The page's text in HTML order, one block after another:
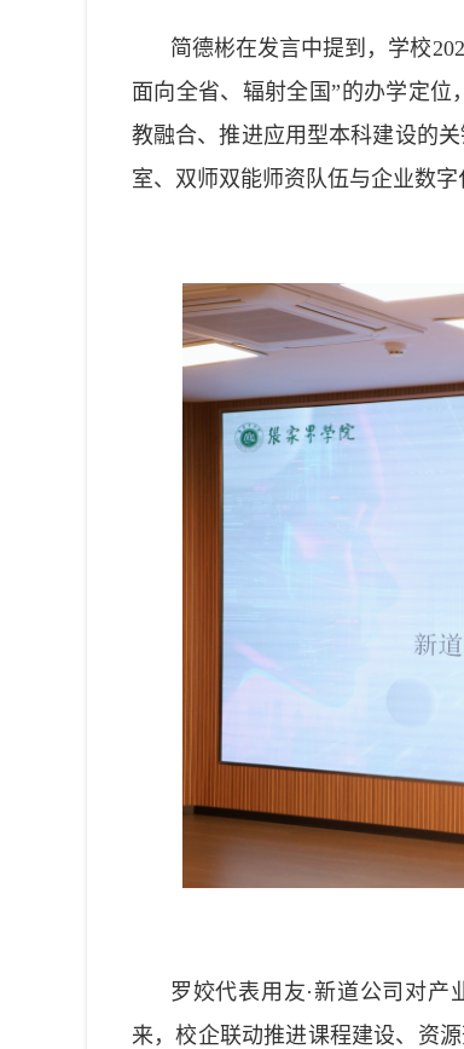
简德彬在发言中提到，学校
面向全省、辐射全国”的办学定
教融合、推进应用型本科建设的
室、双师双能师资队伍与企业数
罗姣代表用友·新道公司对产
来，校企联动推进课程建设、资